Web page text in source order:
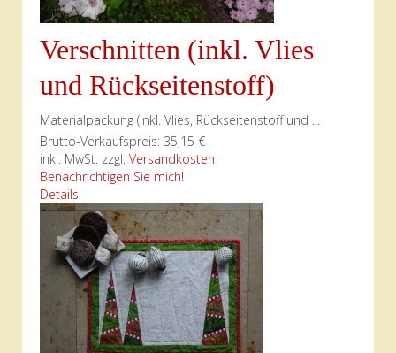
Verschnitten (inkl. Vlies
und Rückseitenstoff)
Materialpackung (inkl. Vlies, Rückseitenstoff und ...
Brutto-Verkaufspreis: 35,15 €
inkl. MwSt. zzgl. Versandkosten
Benachrichtigen Sie mich!
Details